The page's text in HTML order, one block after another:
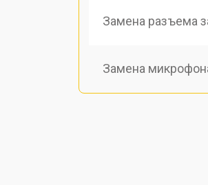
Замена разъема
Замена